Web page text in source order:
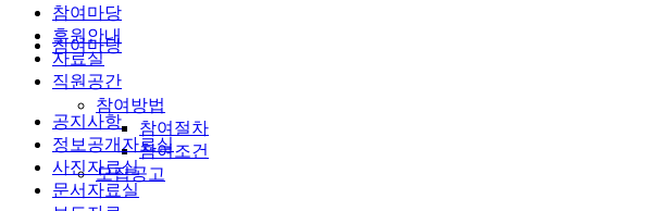
참여마당
참여방법
참여절차
참여조건
모집공고
참여마당
후원안내
자료실
직원공간
공지사항
정보공개자료실
사진자료실
문서자료실